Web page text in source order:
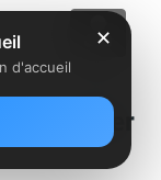
✕
d'accueil